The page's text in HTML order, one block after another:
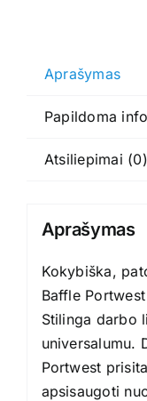
DX470
Portwest
Aprašymas
Papildoma
Atsiliepimai (0)
Aprašymas
Kokybiška,
Baffle
Stilinga darbo
universalumu.
Portwest
apsisaugoti